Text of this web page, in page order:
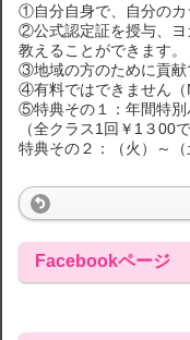
①自分自身で、自分のカ
②公式認定証を授与、ヨ
教えることができます。
③地域の方のために貢献
④有料ではできません（
⑤特典その１：年間特別
（全クラス1回￥1３00
特典その２：（火）～
Facebookページ